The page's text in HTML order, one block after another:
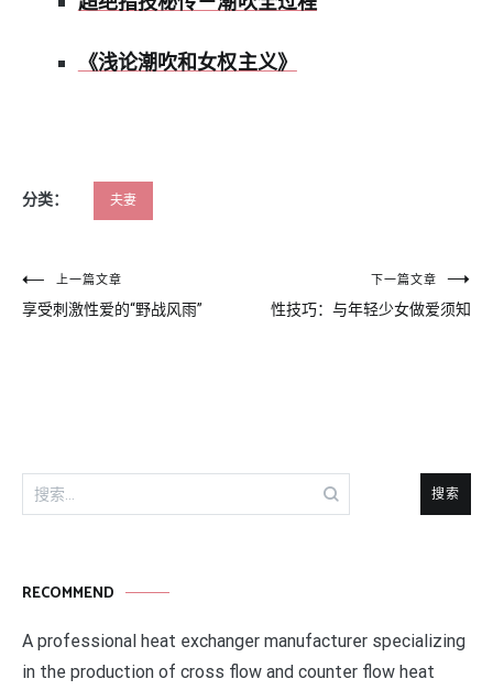
《浅论潮吹和女权主义》
分类： 夫妻
文
章
上一篇文章
享受刺激性爱的“野战风雨”
下一篇文章
性技巧：与年轻少女做爱须知
搜
索：
RECOMMEND
A professional heat exchanger manufacturer specializing
in the production of cross flow and counter flow heat